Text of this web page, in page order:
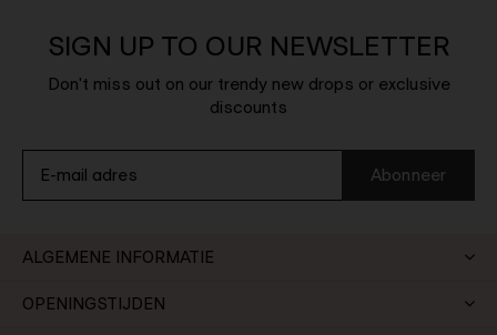
SIGN UP TO OUR NEWSLETTER
Don't miss out on our trendy new drops or exclusive
discounts
Abonneer
ALGEMENE INFORMATIE
OPENINGSTIJDEN